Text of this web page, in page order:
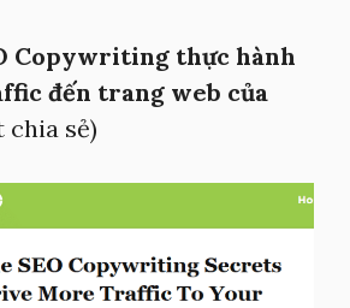
Copywriting thực hành
đến trang web của
chia sẻ)